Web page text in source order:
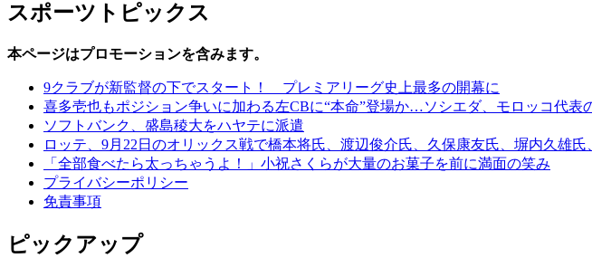
スポーツトピックス
本ページはプロモーションを含みます。
9クラブが新監督の下でスタート！ プレミアリーグ史上最多の開幕に
喜多壱也もポジション争いに加わる左CBに“本命”登場か…ソシエダ、モロッコ代表
ソフトバンク、盛島稜大をハヤテに派遣
ロッテ、9月22日のオリックス戦で橋本将氏、渡辺俊介氏、久保康友氏、塀内久雄
「全部食べたら太っちゃうよ！」小祝さくらが大量のお菓子を前に満面の笑み
プライバシーポリシー
免責事項
ピックアップ